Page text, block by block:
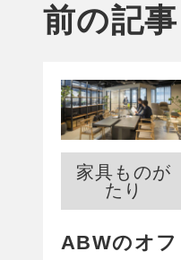
前の記事
家具ものが
たり
ABWのオフ